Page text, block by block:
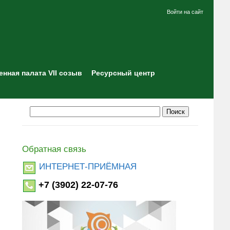
Войти на сайт
палата VII созыв Ресурсный центр
Обратная связь
ИНТЕРНЕТ-ПРИЁМНАЯ
+7 (3902) 22-07-76